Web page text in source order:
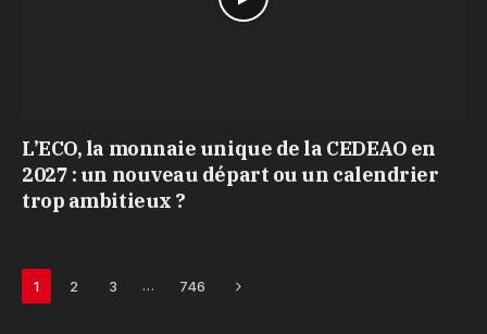
L’ECO, la monnaie unique de la CEDEAO en
2027 : un nouveau départ ou un calendrier
trop ambitieux ?
1 2 3 … 746 Next